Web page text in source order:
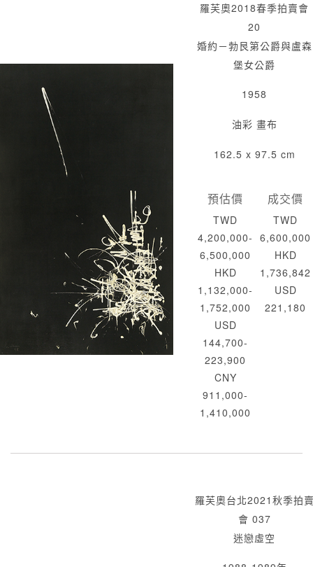
羅芙奧2018春季拍賣會
20
婚約－勃艮第公爵與盧森
堡女公爵
1958
油彩 畫布
162.5 x 97.5 cm
預估價
TWD
4,200,000-
6,500,000
HKD
1,132,000-
1,752,000
USD
144,700-
223,900
CNY
911,000-
1,410,000
成交價
TWD
6,600,000
HKD
1,736,842
USD
221,180
羅芙奧台北2021秋季拍
會 037
迷戀虛空